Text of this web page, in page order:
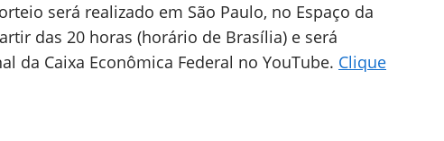
será realizado em São Paulo, no Espaço da
das 20 horas (horário de Brasília) e será
da Caixa Econômica Federal no YouTube. Clique